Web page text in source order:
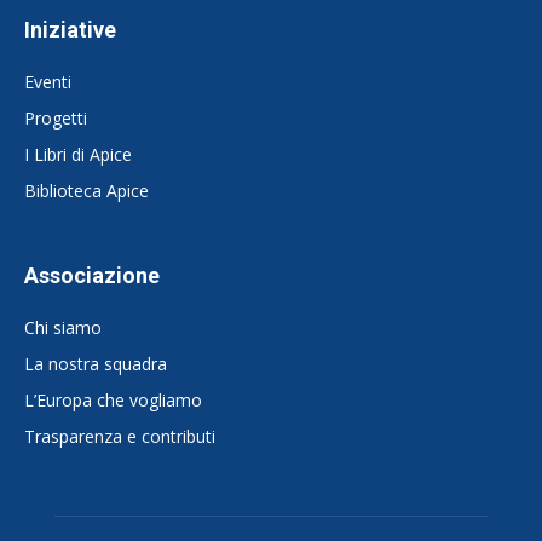
Iniziative
Eventi
Progetti
I Libri di Apice
Biblioteca Apice
Associazione
Chi siamo
La nostra squadra
L’Europa che vogliamo
Trasparenza e contributi